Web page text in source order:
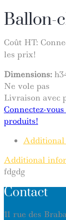
Ballon-
Coût HT:
les prix!
Dimensions:
Ne vole pas
Livraison avec
Connectez-
produits!
Additional
fdgdg
Contact
11 rue des